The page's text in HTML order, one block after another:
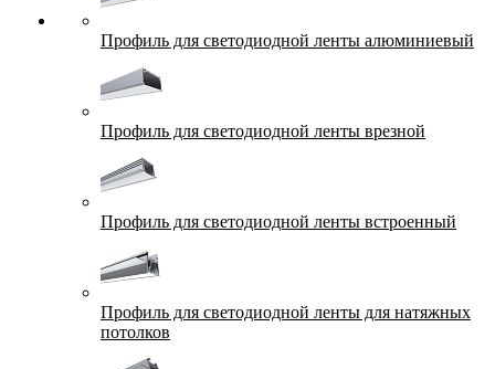
Профиль для светодиодной ленты алюминиевый
Профиль для светодиодной ленты врезной
Профиль для светодиодной ленты встроенный
Профиль для светодиодной ленты для натяжных
потолков